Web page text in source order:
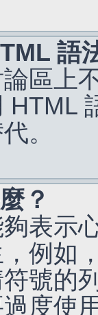
語
區上
HTML
。
？
表示
例如
號的
度使